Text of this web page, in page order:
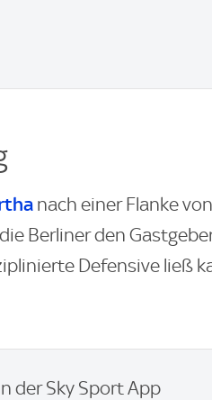
nach einer Flanke
Berliner den
Defensive ließ
der Sky Sport App